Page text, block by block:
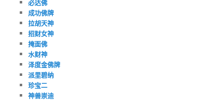
必达佛
成功佛牌
拉胡天神
招财女神
掩面佛
水财神
泽度金佛牌
派里碧纳
珍宝二
神兽崇迪